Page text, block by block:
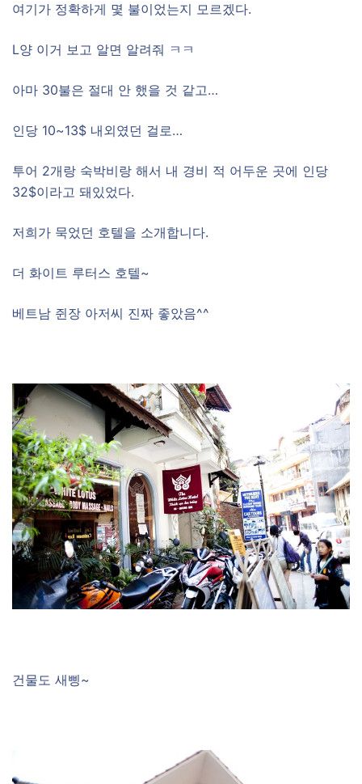
여기가 정확하게 몇 불이었는지 모르겠다.
L양 이거 보고 알면 알려줘 ㅋㅋ
아마 30불은 절대 안 했을 것 같고…
인당 10~13$ 내외였던 걸로…
투어 2개랑 숙박비랑 해서 내 경비 적 어두운 곳에 인당
32$이라고 돼있었다.
저희가 묵었던 호텔을 소개합니다.
더 화이트 루터스 호텔~
베트남 쥔장 아저씨 진짜 좋았음^^
건물도 새삥~